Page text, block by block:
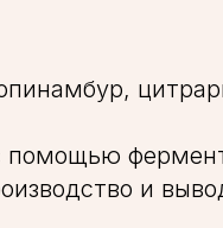
помощью
и